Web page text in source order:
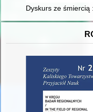
Dyskurs ze